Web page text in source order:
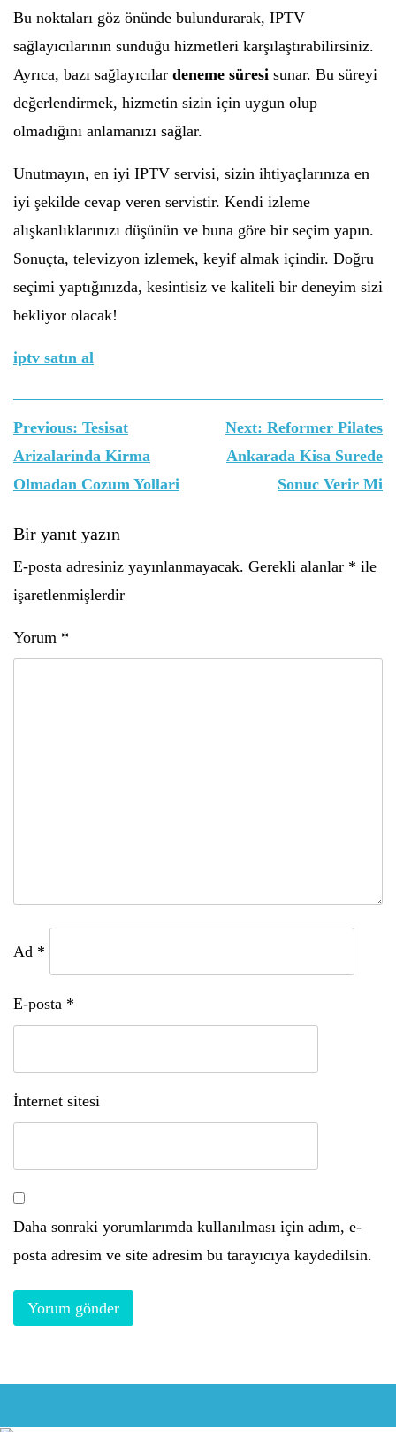
Bu noktaları göz önünde bulundurarak, IPTV
sağlayıcılarının sunduğu hizmetleri karşılaştırabilirsiniz.
Ayrıca, bazı sağlayıcılar deneme süresi sunar. Bu süreyi
değerlendirmek, hizmetin sizin için uygun olup
olmadığını anlamanızı sağlar.
Unutmayın, en iyi IPTV servisi, sizin ihtiyaçlarınıza en
iyi şekilde cevap veren servistir. Kendi izleme
alışkanlıklarınızı düşünün ve buna göre bir seçim yapın.
Sonuçta, televizyon izlemek, keyif almak içindir. Doğru
seçimi yaptığınızda, kesintisiz ve kaliteli bir deneyim sizi
bekliyor olacak!
iptv satın al
Yazı
gezinmesi
Previous: Tesisat
Arizalarinda Kirma
Olmadan Cozum Yollari
Next: Reformer Pilates
Ankarada Kisa Surede
Sonuc Verir Mi
Bir yanıt yazın
E-posta adresiniz yayınlanmayacak. Gerekli alanlar * ile
işaretlenmişlerdir
Yorum *
Ad *
E-posta *
İnternet sitesi
Daha sonraki yorumlarımda kullanılması için adım, e-
posta adresim ve site adresim bu tarayıcıya kaydedilsin.